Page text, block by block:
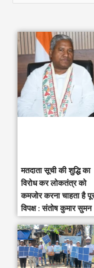
मतदाता सूची की शुद्धि का
विरोध कर लोकतंत्र को
कमजोर करना चाहता है
विपक्ष : संतोष कुमार सुमन